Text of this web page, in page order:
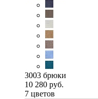
3003 брюки
10 280 руб.
7 цветов